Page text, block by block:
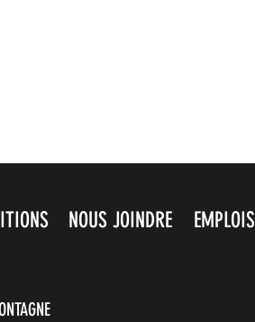
NOUS JOINDRE EMPLOIS